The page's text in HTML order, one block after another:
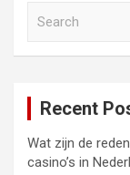
Recent
Wat zijn de
casino’s in